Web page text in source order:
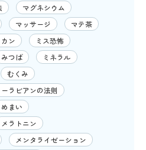
マグネシウム
マッサージ
マテ茶
カン
ミス恐怖
みつば
ミネラル
むくみ
ーラビアンの法則
めまい
メラトニン
メンタライゼーション